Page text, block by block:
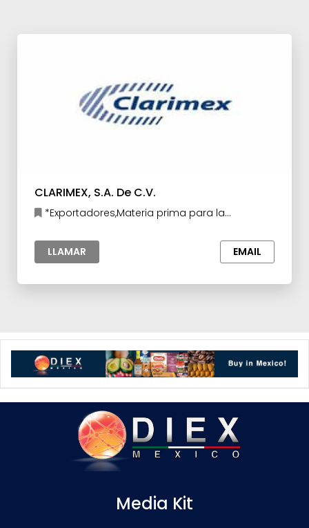
CLARIMEX, S.A. De C.V.
*Exportadores,Materia prima para la
LLAMAR
EMAIL
Media Kit